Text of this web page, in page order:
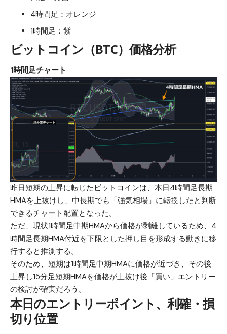
4時間足：オレンジ
1時間足：紫
ビットコイン（BTC）価格分析
1時間足チャート
昨日短期の上昇に転じたビットコインは、本日4時間足長期
HMAを上抜けし、中長期でも「強気相場」に転換したと判断
できるチャート配置となった。
ただ、現状1時間足中期HMAから価格が剥離しているため、4
時間足長期HMA付近を下限とした押し目を形成する動きに移
行すると推測する。
そのため、短期は1時間足中期HMAに価格が近づき、その後
上昇し15分足短期HMAを価格が上抜け後「買い」エントリー
の検討が確実だろう。
本日のエントリーポイント、利確・損
切り位置